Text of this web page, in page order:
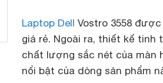
Laptop Dell Vostro 3558
giá rẻ. Ngoài ra, thiết kế tinh
chất lượng sắc nét của màn
nổi bật của dòng sản phẩm